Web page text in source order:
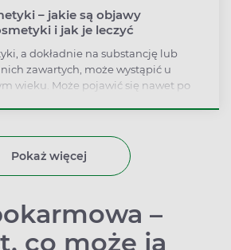
– jakie są objawy
i jak je leczyć
a dokładnie na substancję lub
zawartych, może wystąpić u
wieku. Może pojawić się nawet po
alergii?
Pokaż więcej
–
co może ją